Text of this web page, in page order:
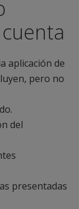
aplicación de
pero no
del
presentadas